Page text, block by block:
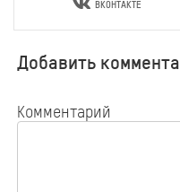
ВКОНТАКТЕ
Добавить
Комментарий